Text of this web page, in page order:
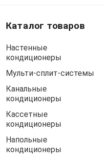
Каталог товаров
Настенные
кондиционеры
Мульти-сплит-системы
Канальные
кондиционеры
Кассетные
кондиционеры
Напольные
кондиционеры